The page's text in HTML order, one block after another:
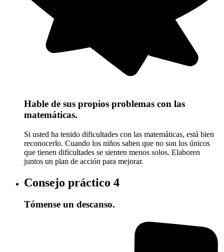
Hable de sus propios problemas con las
matemáticas.
Si usted ha tenido dificultades con las matemáticas, está bien
reconocerlo. Cuando los niños saben que no son los únicos
que tienen dificultades se sienten menos solos. Elaboren
juntos un plan de acción para mejorar.
Consejo práctico 4
Tómense un descanso.